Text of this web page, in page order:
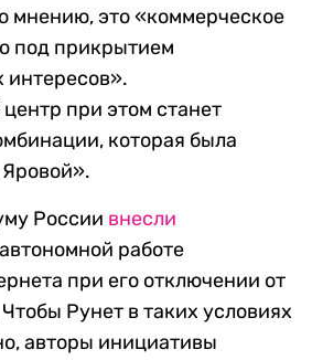
мнению, это «коммерческое
под прикрытием
интересов».
при этом станет
которая была
России внесли
работе
при его отключении от
Рунет в таких условиях
авторы инициативы